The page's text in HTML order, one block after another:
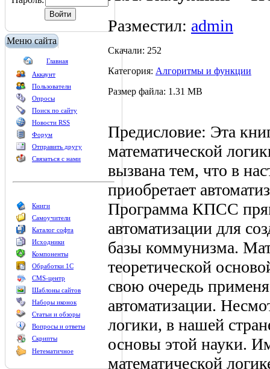
Меню сайта
Главная
Аккаунт
Пользователи
Опросы
Поиск по сайту
Новости RSS
Форум
Отправить другу
Связаться с нами
Книги
Самоучители
Каталог софта
Исходники
Компоненты
Обработки 1С
CMS-центр
Шаблоны сайтов
Наборы иконок
Статьи и обзоры
Вопросы и ответы
Скрипты
Нетематичное
Разместил: admin
Скачали: 252
Категория: Алгоритмы и функции
Размер файла: 1.31 MB
Предисловие: Эта
математической
вызвана тем, что в
приобретает
Программа КПСС
автоматизации для
базы коммунизма.
теоретической
свою очередь
автоматизации.
логики, в нашей
основы этой науки.
математической